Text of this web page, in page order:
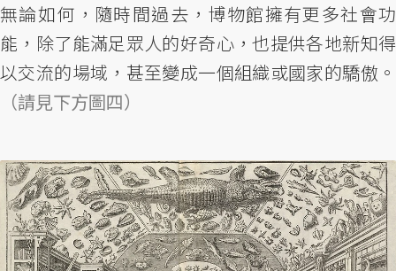
無論如何，隨時間過去，博物館擁有更多社會功
能，除了能滿足眾人的好奇心，也提供各地新知得
以交流的場域，甚至變成一個組織或國家的驕傲。
（請見下方圖四）